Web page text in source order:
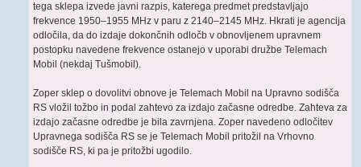
tega sklepa izvede javni razpis, katerega predmet predstavljajo
frekvence 1950–1955 MHz v paru z 2140–2145 MHz. Hkrati je agencija
odločila, da do izdaje dokončnih odločb v obnovljenem upravnem
postopku navedene frekvence ostanejo v uporabi družbe Telemach
Mobil (nekdaj Tušmobil).
Zoper sklep o dovolitvi obnove je Telemach Mobil na Upravno sodišča
RS vložil tožbo in podal zahtevo za izdajo začasne odredbe. Zahteva za
izdajo začasne odredbe je bila zavrnjena. Zoper navedeno odločitev
Upravnega sodišča RS se je Telemach Mobil pritožil na Vrhovno
sodišče RS, ki pa je pritožbi ugodilo.